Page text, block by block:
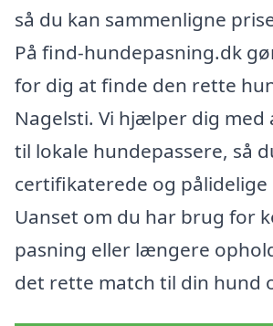
så du kan sammenligne
På find-hundepasning.dk
for dig at finde den rette
Nagelsti. Vi hjælper dig med
til lokale hundepassere, så
certifikaterede og pålidelige
Uanset om du har brug for
pasning eller længere
det rette match til din hund